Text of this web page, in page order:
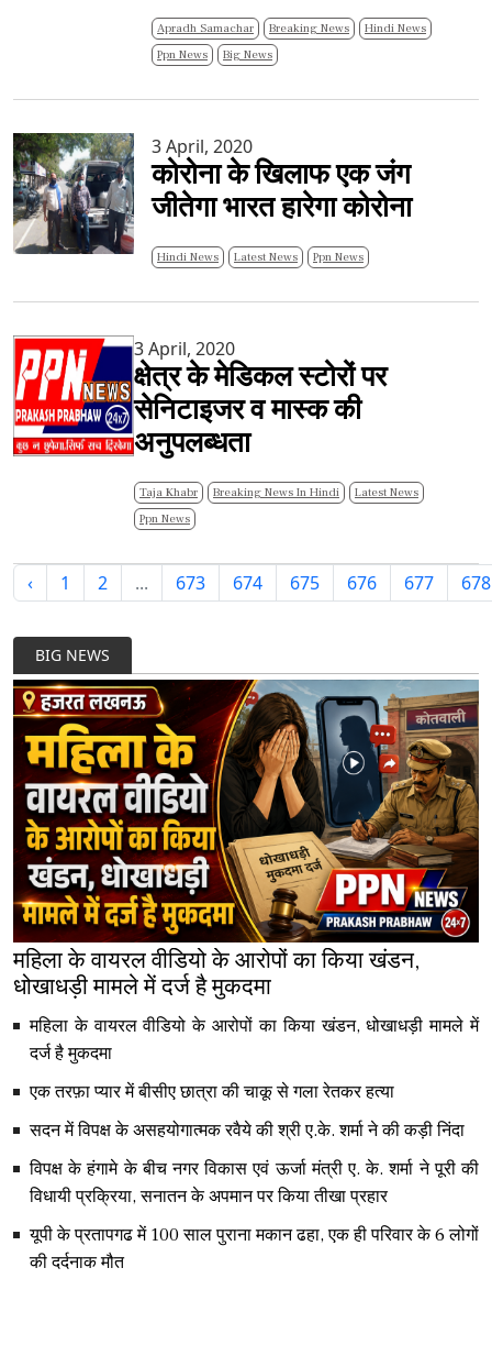
Apradh Samachar Breaking News
Hindi News
Ppn News
Big News
3 April, 2020
कोरोना के खिलाफ एक जंग
जीतेगा भारत हारेगा कोरोना
Hindi News Latest News Ppn News
3 April, 2020
क्षेत्र के मेडिकल स्टोरों पर
सेनिटाइजर व मास्क की
अनुपलब्धता
Taja Khabr Breaking News In Hindi
Latest News
Ppn News
‹ 1 2 ... 673 674 675 676 677 678
BIG NEWS
महिला के वायरल वीडियो के आरोपों का किया खंडन,
धोखाधड़ी मामले में दर्ज है मुकदमा
महिला के वायरल वीडियो के आरोपों का किया खंडन, धोखाधड़ी मामले में
दर्ज है मुकदमा
एक तरफ़ा प्यार में बीसीए छात्रा की चाकू से गला रेतकर हत्या
सदन में विपक्ष के असहयोगात्मक रवैये की श्री ए.के. शर्मा ने की कड़ी निंदा
विपक्ष के हंगामे के बीच नगर विकास एवं ऊर्जा मंत्री ए. के. शर्मा ने पूरी की
विधायी प्रक्रिया, सनातन के अपमान पर किया तीखा प्रहार
यूपी के प्रतापगढ में 100 साल पुराना मकान ढहा, एक ही परिवार के 6 लोगों
की दर्दनाक मौत